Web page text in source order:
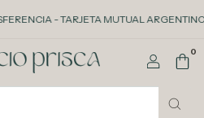
- TARJETA MUTUAL ARGENTINO 3
0